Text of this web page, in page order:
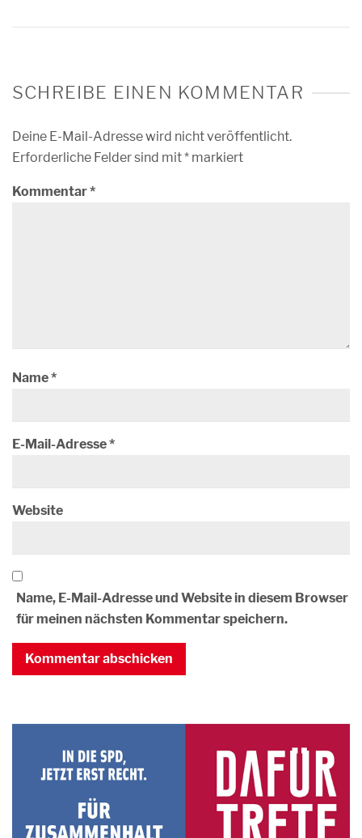
SCHREIBE EINEN KOMMENTAR
Deine E-Mail-Adresse wird nicht veröffentlicht.
Erforderliche Felder sind mit* markiert
Kommentar*
Name*
E-Mail-Adresse*
Website
Name, E-Mail-Adresse und Website in diesem Browser
für meinen nächsten Kommentar speichern.